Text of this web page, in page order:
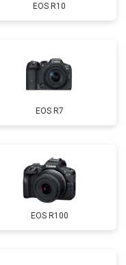
EOS R10
EOS R7
EOS R100